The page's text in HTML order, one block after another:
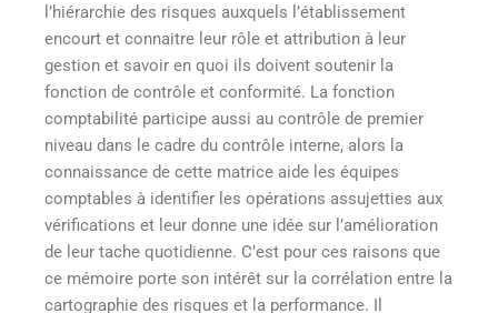
l’hiérarchie des risques auxquels l’établissement
encourt et connaitre leur rôle et attribution à leur
gestion et savoir en quoi ils doivent soutenir la
fonction de contrôle et conformité. La fonction
comptabilité participe aussi au contrôle de premier
niveau dans le cadre du contrôle interne, alors la
connaissance de cette matrice aide les équipes
comptables à identifier les opérations assujetties aux
vérifications et leur donne une idée sur l’amélioration
de leur tache quotidienne. C’est pour ces raisons que
ce mémoire porte son intérêt sur la corrélation entre la
cartographie des risques et la performance. Il